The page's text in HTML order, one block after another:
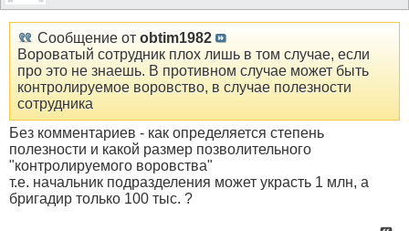
Сообщение от obtim1982
Вороватый сотрудник плох лишь в том случае, если
про это не знаешь. В противном случае может быть
контролируемое воровство, в случае полезности
сотрудника
Без комментариев - как определяется степень
полезности и какой размер позволительного
"контролируемого воровства"
т.е. начальник подразделения может украсть 1 млн, а
бригадир только 100 тыс. ?